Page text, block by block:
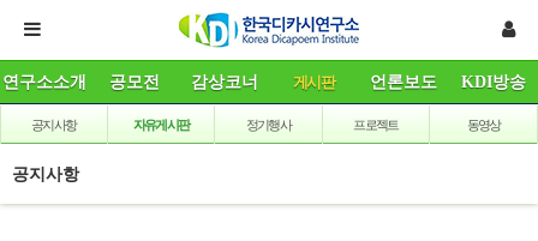
연구소소개 공모전 감상코너 게시판 언론보도 KDI방송
공지사항 자유게시판 정기행사 프로젝트 동영상
공지사항